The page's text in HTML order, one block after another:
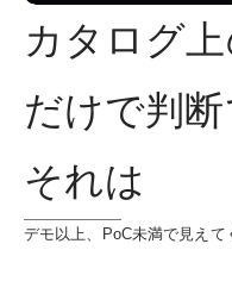
カタログ上
だけで判断
それは
デモ以上、PoC未満で見えて